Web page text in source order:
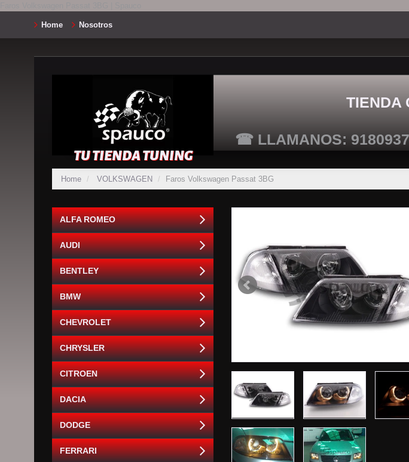
Home Nosotros
TU TIENDA TUNING
TIENDA
☎ LLAMANOS:
Home VOLKSWAGEN Faros Volkswagen Passat 3BG
ALFA ROMEO
AUDI
BENTLEY
BMW
CHEVROLET
CHRYSLER
CITROEN
DACIA
DODGE
FERRARI